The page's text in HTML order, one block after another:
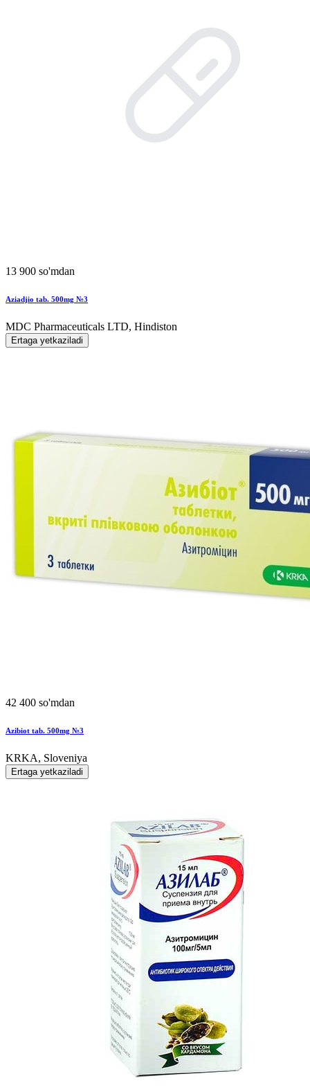
13 900 so'mdan
Aziadjio tab. 500mg №3
MDC Pharmaceuticals LTD, Hindiston
Ertaga yetkaziladi
42 400 so'mdan
Azibiot tab. 500mg №3
KRKA, Sloveniya
Ertaga yetkaziladi